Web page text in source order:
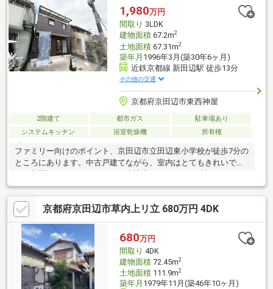
京田辺店まで約800m・コーナン京田辺店まで約800m・草内郵便
局まで約330m
1,980万円
間取り 3LDK
建物面積67.2m2
土地面積67.31m2
築年月 1996年3月(築30年6ヶ月)
近鉄京都線 新田辺駅 徒歩13分
その他の交通
京都府京田辺市東西神屋
2階建て 都市ガス
駐車場あり
システムキッチン
浴室乾燥機 所有権
ファミリー向けのポイント、京田辺市立田辺東小学校が徒歩7分の
ところにあります。中古戸建てながら、室内はとてもきれいで
インターホン付きです。67.2㎡の建物面積でスペースの面でも問
題なく快適に過ごせますよ。広々としたリビングに充実設備のキ
ッチンを備えた3LDK。
京都府京田辺市草内上リ立 680万円 4DK
680万円
間取り 4DK
建物面積72.45m2
土地面積111.9m2
築年月 1979年11月(築46年10ヶ月)